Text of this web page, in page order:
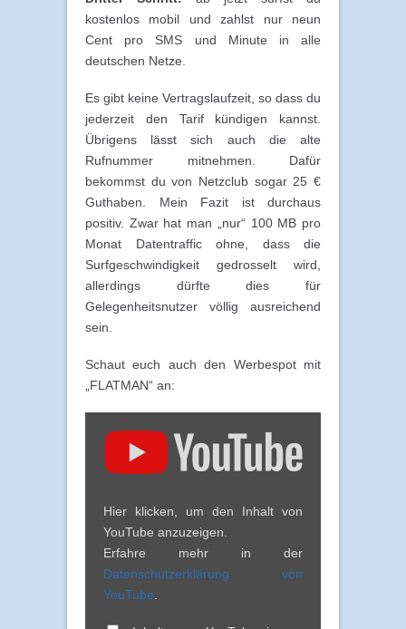
kostenlos mobil und zahlst nur neun
Cent pro SMS und Minute in alle
deutschen Netze.
Es gibt keine Vertragslaufzeit, so dass du
jederzeit den Tarif kündigen kannst.
Übrigens lässt sich auch die alte
Rufnummer mitnehmen. Dafür
bekommst du von Netzclub sogar 25 €
Guthaben. Mein Fazit ist durchaus
positiv. Zwar hat man „nur“ 100 MB pro
Monat Datentraffic ohne, dass die
Surfgeschwindigkeit gedrosselt wird,
allerdings dürfte dies für
Gelegenheitsnutzer völlig ausreichend
sein.
Schaut euch auch den Werbespot mit
„FLATMAN“ an:
Sponsored
Surf
Basic“
anzeigen
Hier klicken, um den Inhalt von
YouTube anzuzeigen.
Erfahre mehr in der
Datenschutzerklärung von
YouTube